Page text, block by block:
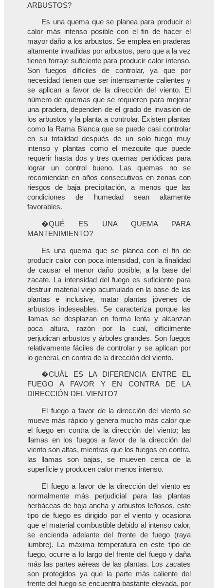
ARBUSTOS?
Es una quema que se planea para producir el
calor más intenso posible con el fin de hacer el
mayor daño a los arbustos. Se emplea en praderas
altamente invadidas por arbustos, pero que a la vez
tienen forraje suficiente para producir calor intenso.
Son fuegos difíciles de controlar, ya que por
necesidad tienen que ser intensamente calientes y
se aplican a favor de la dirección del viento. El
número de quemas que se requieren para mejorar
una pradera, dependen de el grado de invasión de
los arbustos y la planta a controlar. Existen plantas
como la Rama Blanca que se puede casi controlar
en su totalidad después de un solo fuego muy
intenso y plantas como el mezquite que puede
requerir hasta dos y tres quemas periódicas para
lograr un control bueno. Las quemas no se
recomiendan en años consecutivos en zonas con
riesgos de baja precipitación, a menos que las
condiciones de humedad sean altamente
favorables.
�QUÉ ES UNA QUEMA PARA
MANTENIMIENTO?
Es una quema que se planea con el fin de
producir calor con poca intensidad, con la finalidad
de causar el menor daño posible, a la base del
zacate. La intensidad del fuego es suficiente para
destruir material viejo acumulado en la base de las
plantas e inclusive, matar plantas jóvenes de
arbustos indeseables. Se caracteriza porque las
llamas se desplazan en forma lenta y alcanzan
poca altura, razón por la cual, difícilmente
perjudican arbustos y árboles grandes. Son fuegos
relativamente fáciles de controlar y se aplican por
lo general, en contra de la dirección del viento.
�CUÁL ES LA DIFERENCIA ENTRE EL
FUEGO A FAVOR Y EN CONTRA DE LA
DIRECCIÓN DEL VIENTO?
El fuego a favor de la dirección del viento se
mueve más rápido y genera mucho más calor que
el fuego en contra de la dirección del viento; las
llamas en los fuegos a favor de la dirección del
viento son altas, mientras que los fuegos en contra,
las llamas son bajas, se mueven cerca de la
superficie y producen calor menos intenso.
El fuego a favor de la dirección del viento es
normalmente más perjudicial para las plantas
herbáceas de hoja ancha y arbustos leñosos, este
tipo de fuego es dirigido por el viento y ocasiona
que el material combustible debido al intenso calor,
se encienda adelante del frente de fuego (raya
lumbre). La máxima temperatura en este tipo de
fuego, ocurre a lo largo del frente del fuego y daña
más las partes aéreas de las plantas. Los zacates
son protegidos ya que la parte más caliente del
frente del fuego se encuentra bastante elevada, por